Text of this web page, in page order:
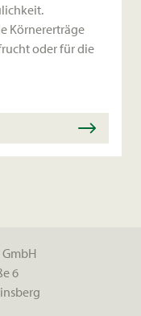
Körnererträge
oder für die
mit
6